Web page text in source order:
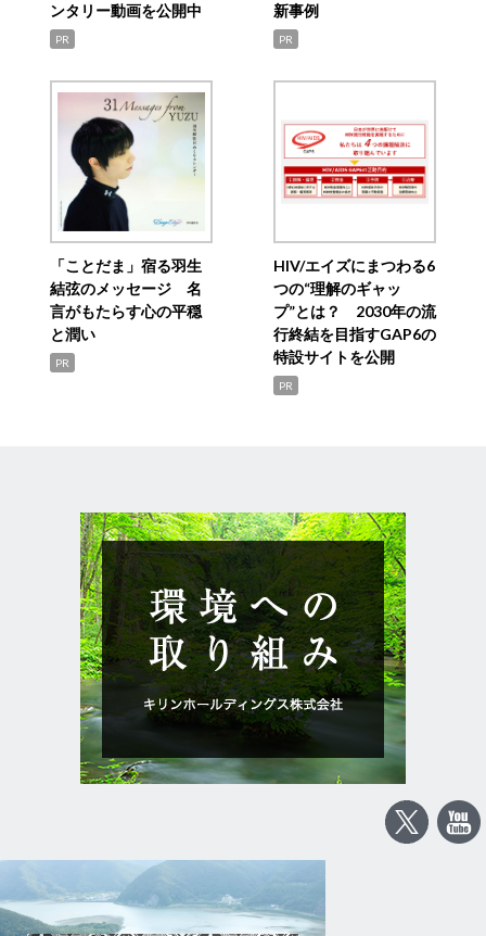
ンタリー動画を公開中
PR
新事例
PR
「ことだま」宿る羽生
結弦のメッセージ 名
言がもたらす心の平穏
と潤い
PR
HIV/エイズにまつわる6
つの“理解のギャッ
プ”とは？ 2030年の流
行終結を目指すGAP6の
特設サイトを公開
PR